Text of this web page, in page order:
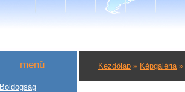
Kezdőlap » Képgaléria»
menü
Boldogság